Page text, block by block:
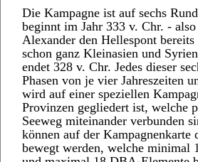
Die Kampagne ist auf sechs
beginnt im Jahr 333 v. Chr. -
Alexander den Hellespont
schon ganz Kleinasien und
endet 328 v. Chr. Jedes dieser
Phasen von je vier Jahreszeiten
wird auf einer speziellen
Provinzen gegliedert ist, welche
Seeweg miteinander verbunden
können auf der Kampagnenkarte
bewegt werden, welche minimal